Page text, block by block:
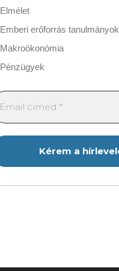
Elmélet
Emberi erőforrás tanulmányok
Makroökonómia
Pénzügyek